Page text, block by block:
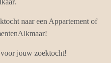
naar een Appartement of
jouw zoektocht!